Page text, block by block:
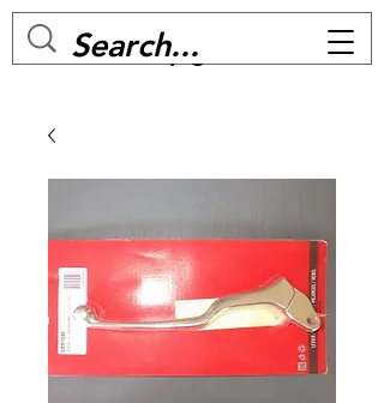
MC BIKE Perpignan